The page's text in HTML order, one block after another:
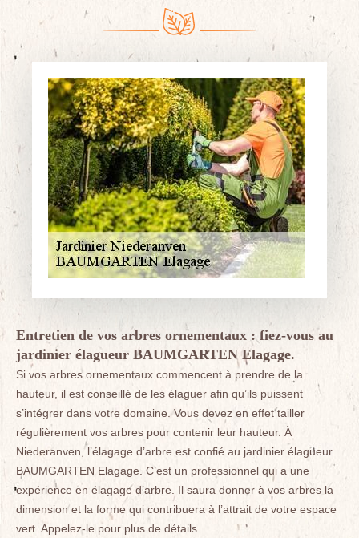
Entretien de vos arbres ornementaux : fiez-vous au
jardinier élagueur BAUMGARTEN Elagage.
Si vos arbres ornementaux commencent à prendre de la
hauteur, il est conseillé de les élaguer afin qu’ils puissent
s’intégrer dans votre domaine. Vous devez en effet tailler
régulièrement vos arbres pour contenir leur hauteur. À
Niederanven, l’élagage d’arbre est confié au jardinier élagueur
BAUMGARTEN Elagage. C’est un professionnel qui a une
expérience en élagage d’arbre. Il saura donner à vos arbres la
dimension et la forme qui contribuera à l’attrait de votre espace
vert. Appelez-le pour plus de détails.